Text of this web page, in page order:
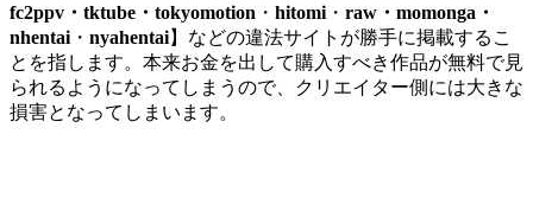
fc2ppv・tktube・tokyomotion ・ hitomi ・ raw・momonga・
nhentai ・ nyahentai】などの違法サイトが勝手に掲載するこ
とを指します。本来お金を出して購入すべき作品が無料で見
られるようになってしまうので、クリエイター側には大きな
損害となってしまいます。